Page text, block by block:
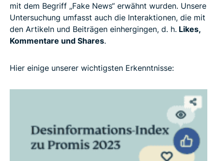
mit dem Begriff „Fake News“ erwähnt wurden. Unsere
Untersuchung umfasst auch die Interaktionen, die mit
den Artikeln und Beiträgen einhergingen, d. h. Likes,
Kommentare und Shares.
Hier einige unserer wichtigsten Erkenntnisse: